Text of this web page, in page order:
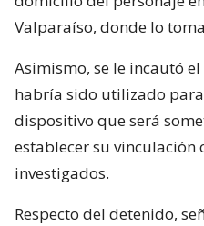
Valparaíso, donde lo
Asimismo, se le incautó
habría sido utilizado
dispositivo que será
establecer su vinculación
investigados.
Respecto del detenido,